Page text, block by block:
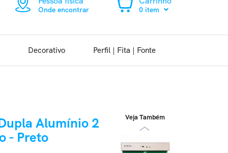
Onde encontrar 0 item
Decorativo Perfil | Fita | Fonte
Alumínio 2
- Preto
Veja Também